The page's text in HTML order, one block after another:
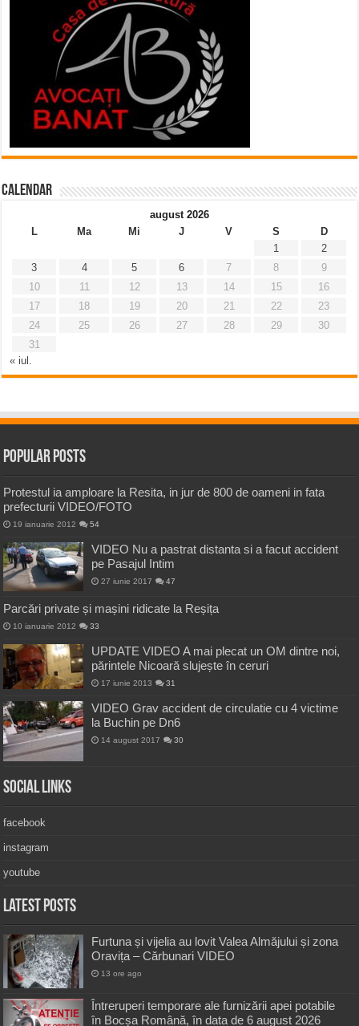
Calendar
august 2026
L
Ma Mi J V S
D
1
2
3
4 5 6 7 8
9
10
11 12 13 14 15
16
17
18 19 20 21 22
23
24
25 26 27 28 29
30
31
« iul.
Popular Posts
Protestul ia amploare la Resita, in jur de 800 de oameni in fata
prefecturii VIDEO/FOTO
19 ianuarie 2012 54
VIDEO Nu a pastrat distanta si a facut accident
pe Pasajul Intim
27 iunie 2017 47
Parcări private și mașini ridicate la Reșița
10 ianuarie 2012 33
UPDATE VIDEO A mai plecat un OM dintre noi,
părintele Nicoară slujește în ceruri
17 iunie 2013 31
VIDEO Grav accident de circulatie cu 4 victime
la Buchin pe Dn6
14 august 2017 30
Social Links
facebook
instagram
youtube
Latest Posts
Furtuna și vijelia au lovit Valea Almăjului și zona
Oravița – Cărbunari VIDEO
13 ore ago
Întreruperi temporare ale furnizării apei potabile
în Bocșa Română, în data de 6 august 2026